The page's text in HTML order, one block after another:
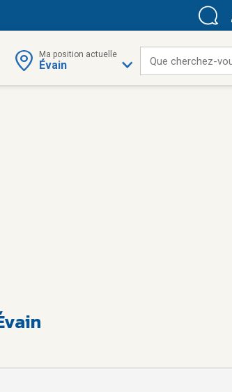
Ma position actuelle
Évain Que cherchez-